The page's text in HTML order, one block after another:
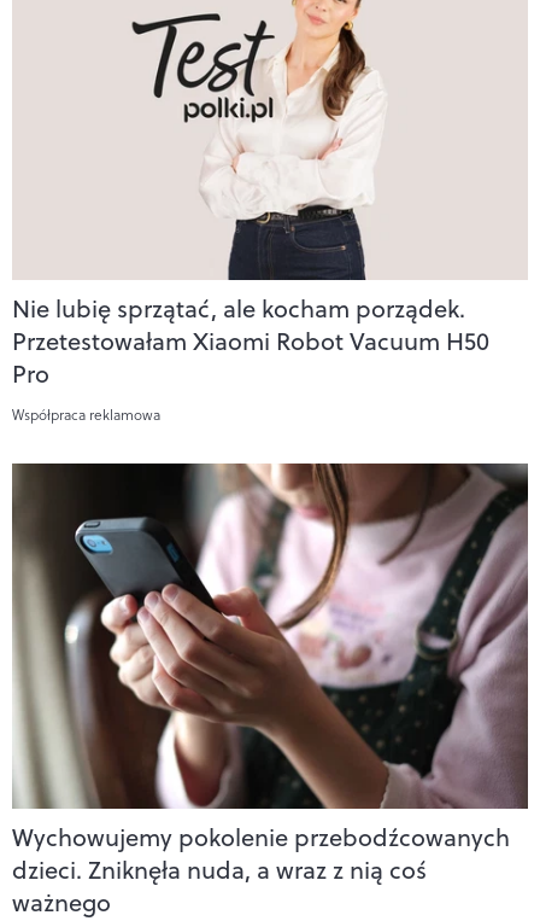
Nie lubię sprzątać, ale kocham porządek.
Przetestowałam Xiaomi Robot Vacuum H50
Pro
Współpraca reklamowa
Wychowujemy pokolenie przebodźcowanych
dzieci. Zniknęła nuda, a wraz z nią coś
ważnego